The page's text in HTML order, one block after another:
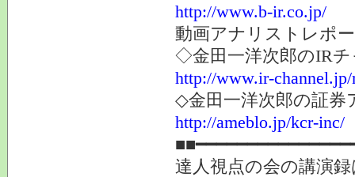
http://www.b-ir.co.jp/
動画アナリストレポ
◇金田一洋次郎のIR
http://www.ir-
◇金田一洋次郎の証券
http://ameblo.jp/kcr-inc/
達人視点の会の講演